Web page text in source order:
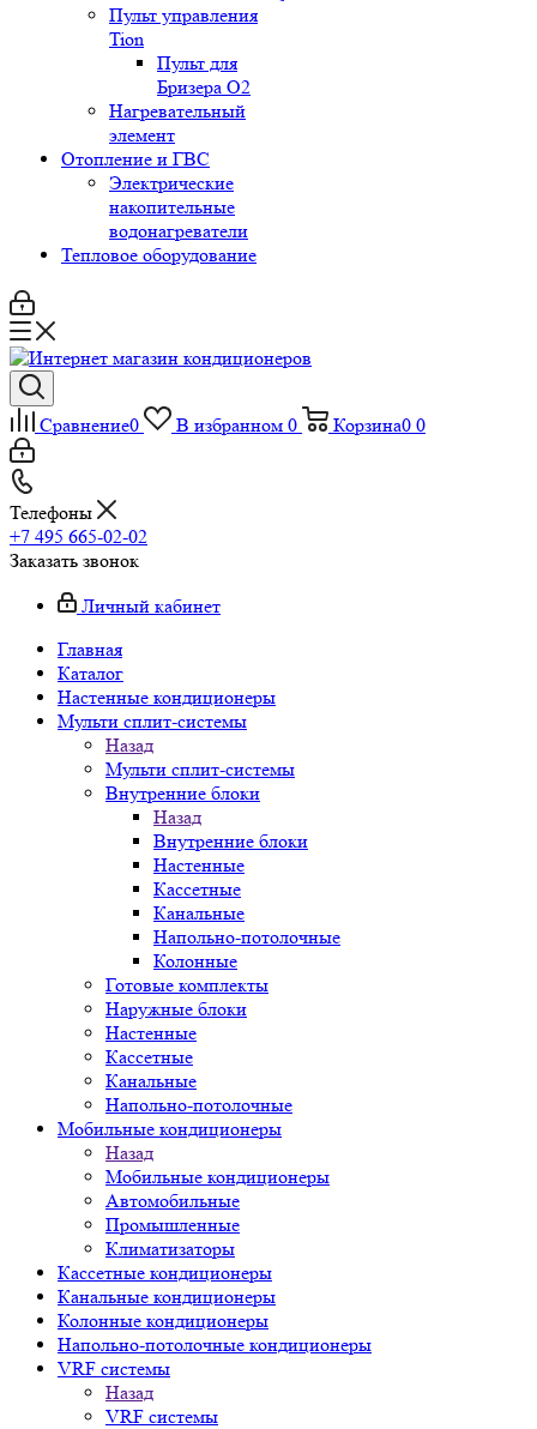
Пульт управления
Tion
Пульт для
Бризера O2
Нагревательный
элемент
Отопление и ГВС
Электрические
накопительные
водонагреватели
Тепловое оборудование
Сравнение0 В избранном 0 Корзина0 0
Телефоны
+7 495 665-02-02
Заказать звонок
Личный кабинет
Главная
Каталог
Настенные кондиционеры
Мульти сплит-системы
Назад
Мульти сплит-системы
Внутренние блоки
Назад
Внутренние блоки
Настенные
Кассетные
Канальные
Напольно-потолочные
Колонные
Готовые комплекты
Наружные блоки
Настенные
Кассетные
Канальные
Напольно-потолочные
Мобильные кондиционеры
Назад
Мобильные кондиционеры
Автомобильные
Промышленные
Климатизаторы
Кассетные кондиционеры
Канальные кондиционеры
Колонные кондиционеры
Напольно-потолочные кондиционеры
VRF системы
Назад
VRF системы